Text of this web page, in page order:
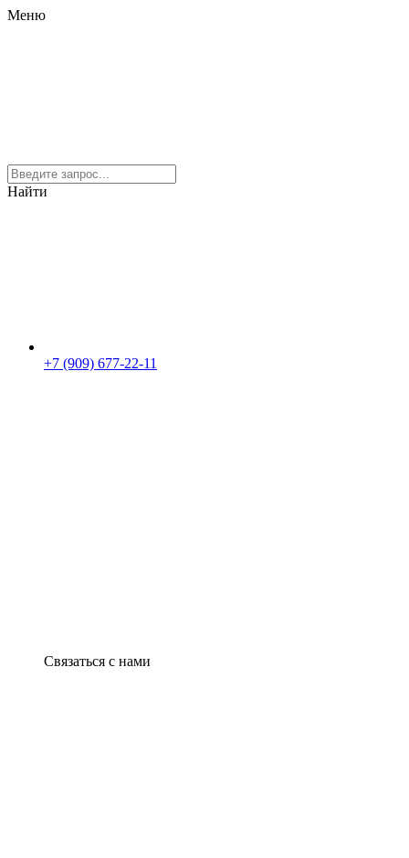
Меню
Найти
+7 (909) 677-22-11
Связаться с нами